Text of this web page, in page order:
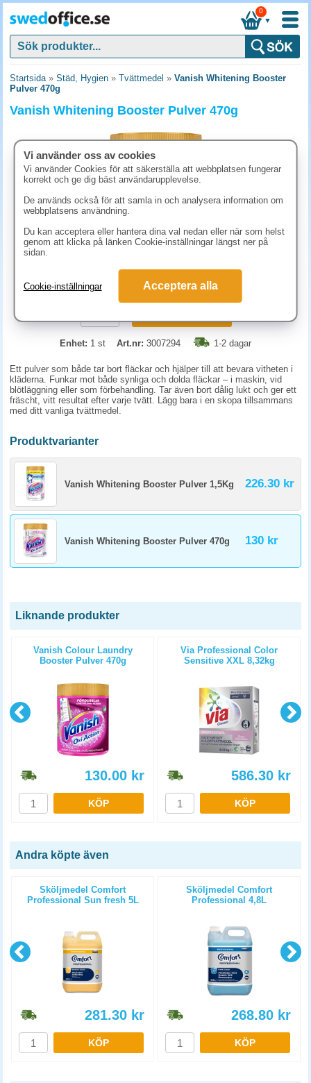
▼
0
Startsida» Städ, Hygien » Tvättmedel » Vanish Whitening Booster
Pulver 470g
Vanish Whitening Booster Pulver 470g
130 kr (inkl. moms)
Enhet: 1 st Art.nr: 3007294 1-2 dagar
Ett pulver som både tar bort fläckar och hjälper till att bevara vitheten i
kläderna. Funkar mot både synliga och dolda fläckar – i maskin, vid
blötläggning eller som förbehandling. Tar även bort dålig lukt och ger ett
fräscht, vitt resultat efter varje tvätt. Lägg bara i en skopa tillsammans
med ditt vanliga tvättmedel.
Produktvarianter
Vanish Whitening Booster Pulver 1,5Kg 226.30 kr
Vanish Whitening Booster Pulver 470g 130 kr
Liknande produkter
Vanish Colour Laundry
Booster Pulver 470g
130.00 kr
KÖP
Via Professional Color
Sensitive XXL 8,32kg
586.30 kr
KÖP
Andra köpte även
Sköljmedel Comfort
Professional Sun fresh 5L
281.30 kr
KÖP
Sköljmedel Comfort
Professional 4,8L
268.80 kr
KÖP
Vi använder oss av cookies
Vi använder Cookies för att säkerställa att webbplatsen fungerar
korrekt och ge dig bäst användarupplevelse.
De används också för att samla in och analysera information om
webbplatsens användning.
Du kan acceptera eller hantera dina val nedan eller när som helst
genom att klicka på länken Cookie-inställningar längst ner på
sidan.
Cookie-inställningar Acceptera alla